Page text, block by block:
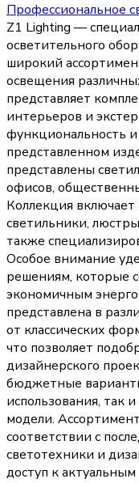
Профессиональное
Z1 Lighting —
осветительного
широкий
освещения
представляет
интерьеров и
функциональность
представленном
представлены
офисов,
Коллекция
светильники,
также
Особое внимание
решениям, которые
экономичным
представлена в
от классических
что позволяет
дизайнерского
бюджетные
использования, так
модели.
соответствии с
светотехники и
доступ к